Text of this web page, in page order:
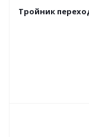
Тройник